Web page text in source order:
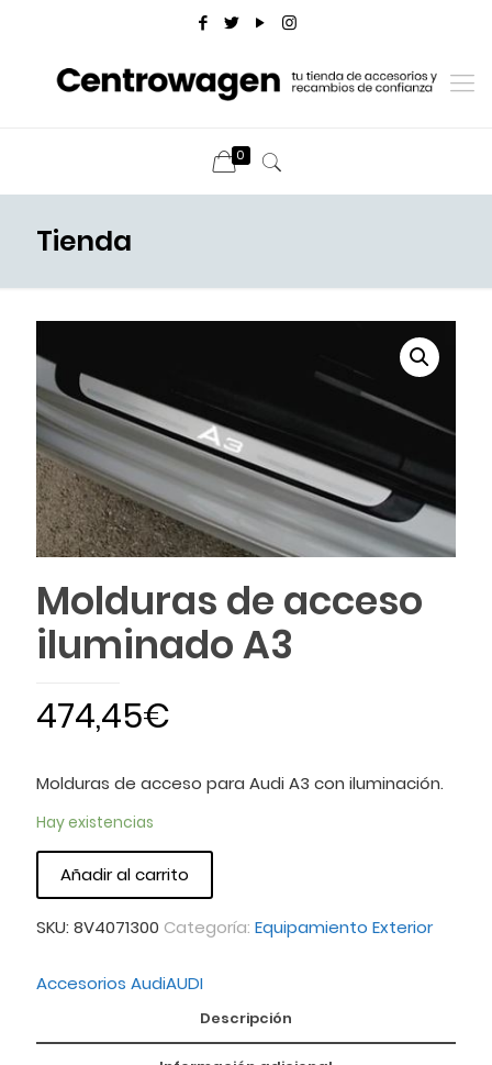
0
Tienda
Molduras de acceso
iluminado A3
474,45€
Molduras de acceso para Audi A3 con iluminación.
Hay existencias
Añadir al carrito
SKU: 8V4071300 Categoría: Equipamiento Exterior
Accesorios AudiAUDI
Descripción